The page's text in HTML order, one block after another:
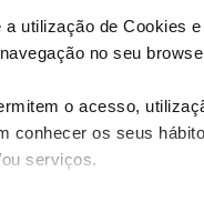
a utilização de Cookies
no seu
o acesso,
conhecer os seus
serviços.
pode ser encontrada
mais
parecenças, um
O Espace é então
21 centímetros e
lugares extra na